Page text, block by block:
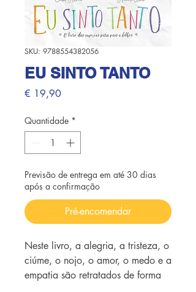
SKU: 9788554382056
EU SINTO TANTO
€ 19,90Preço
Quantidade *
Previsão de entrega em até 30 dias
após a confirmação
Pré-encomendar
Neste livro, a alegria, a tristeza, o
ciúme, o nojo, o amor, o medo e a
empatia são retratados de forma